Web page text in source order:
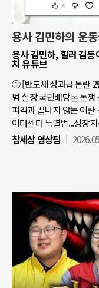
용사 김민하의 운
용사 김민하, 힐러 김
치 유튜브
① [반도체 성과급 논란 2
범 실장 국민배당론 논
피격과 끝나지 않는 이
이터센터 특별법...성장
참세상 영상팀